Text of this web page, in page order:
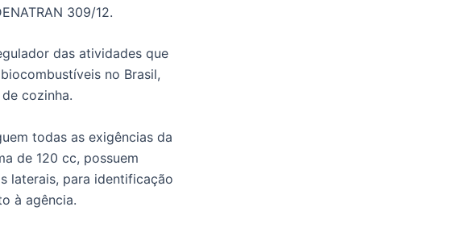
309/12.
das atividades que
no Brasil,
cozinha.
todas as exigências da
de 120 cc, possuem
laterais, para identificação
à agência.